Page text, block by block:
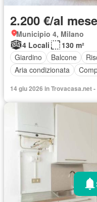
2.200 €/al mese
Municipio 4, Milano
4 Locali
130 m²
Giardino
Balcone
Aria condizionata
14 giu 2026 in Trovacasa.net